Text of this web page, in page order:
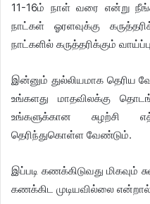
11-16ம் நாள் வரை என்று
நாட்கள் ஓரளவுக்கு
நாட்களில் கருத்தரிக்கும்
இன்னும் துல்லியமாக தெரிய
உங்களது மாதவிலக்கு
உங்களுக்கான சுழற்சி
தெரிந்துகொள்ள வேண்டும்.
இப்படி கணக்கிடுவது
கணக்கிட முடியவில்லை